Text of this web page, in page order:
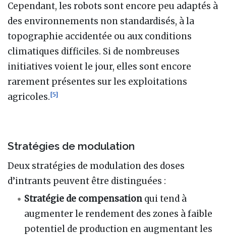
Cependant, les robots sont encore peu adaptés à
des environnements non standardisés, à la
topographie accidentée ou aux conditions
climatiques difficiles. Si de nombreuses
initiatives voient le jour, elles sont encore
rarement présentes sur les exploitations
agricoles.[5]
Stratégies de modulation
Deux stratégies de modulation des doses
d’intrants peuvent être distinguées :
Stratégie de compensation qui tend à
augmenter le rendement des zones à faible
potentiel de production en augmentant les